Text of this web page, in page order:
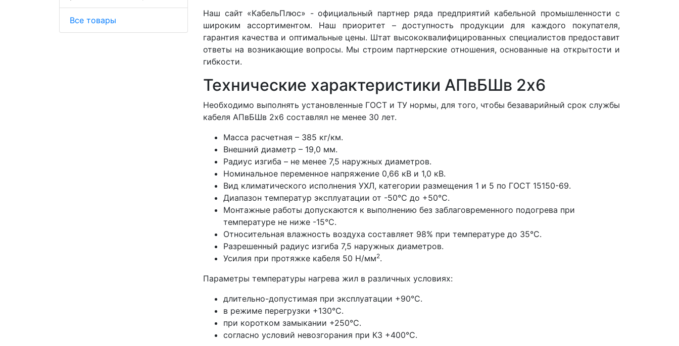
Все товары
Наш сайт «КабельПлюс» - официальный партнер ряда предприятий кабельной промышленности с
широким ассортиментом. Наш приоритет – доступность продукции для каждого покупателя,
гарантия качества и оптимальные цены. Штат высококвалифицированных специалистов предоставит
ответы на возникающие вопросы. Мы строим партнерские отношения, основанные на открытости и
гибкости.
Технические характеристики АПвБШв 2x6
Необходимо выполнять установленные ГОСТ и ТУ нормы, для того, чтобы безаварийный срок службы
кабеля АПвБШв 2x6 составлял не менее 30 лет.
Масса расчетная – 385 кг/км.
Внешний диаметр – 19,0 мм.
Радиус изгиба – не менее 7,5 наружных диаметров.
Номинальное переменное напряжение 0,66 кВ и 1,0 кВ.
Вид климатического исполнения УХЛ, категории размещения 1 и 5 по ГОСТ 15150-69.
Диапазон температур эксплуатации от -50°С до +50°С.
Монтажные работы допускаются к выполнению без заблаговременного подогрева при
температуре не ниже -15°С.
Относительная влажность воздуха составляет 98% при температуре до 35°С.
Разрешенный радиус изгиба 7,5 наружных диаметров.
Усилия при протяжке кабеля 50 Н/мм2.
Параметры температуры нагрева жил в различных условиях:
длительно-допустимая при эксплуатации +90°С.
в режиме перегрузки +130°С.
при коротком замыкании +250°С.
согласно условий невозгорания при КЗ +400°С.